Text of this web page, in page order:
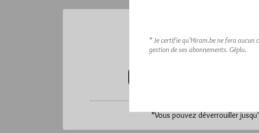
Ce contenu est
Pour accéder à cet article,
LE
*Vous pouvez déverrouiller
* Je certifie qu’Hiram.be ne fera aucun
gestion de ses abonnements. Géplu.